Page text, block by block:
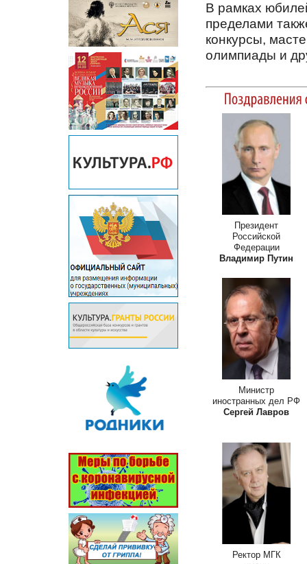
В рамках
пределами
конкурсы,
олимпиады и
Президент
Российской
Федерации
Владимир Путин
Министр
иностранных дел РФ
Сергей Лавров
Ректор МГК